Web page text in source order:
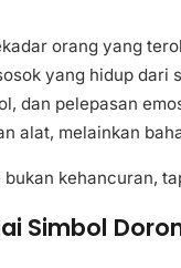
orang yang
yang hidup dari
dan pelepasan
alat, melainkan
bukan kehancuran,
Simbol